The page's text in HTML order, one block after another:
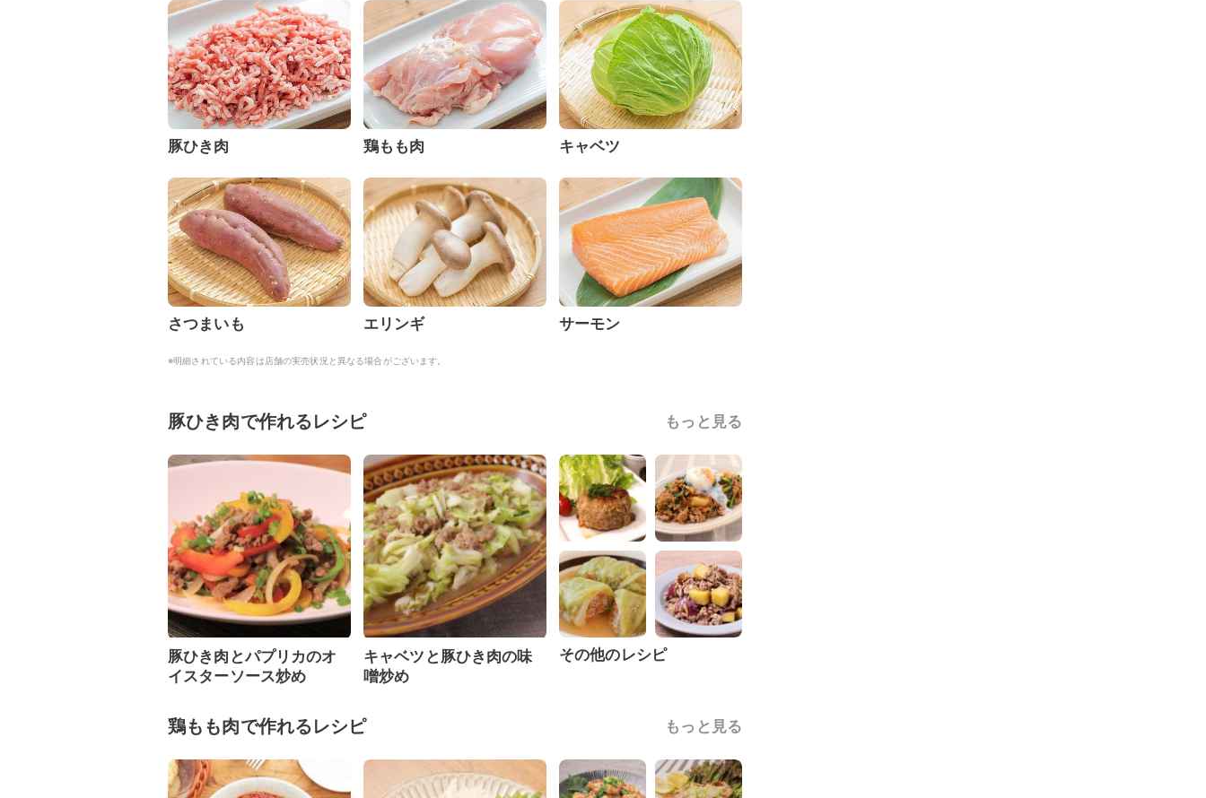
豚ひき肉 鶏もも肉 キャベツ
さつまいも エリンギ サーモン
※明細されている内容は店舗の実売状況と異なる場合がございます。
豚ひき肉で作れるレシピ もっと見る
豚ひき肉とパプリカのオ
イスターソース炒め
キャベツと豚ひき肉の味
噌炒め
その他のレシピ
鶏もも肉で作れるレシピ もっと見る